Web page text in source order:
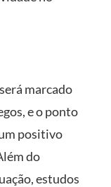
marcado
e o ponto
positivo
do
estudos